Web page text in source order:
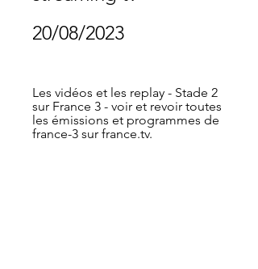
20/08/2023
Les vidéos et les replay - Stade 2
sur France 3 - voir et revoir toutes
les émissions et programmes de
france-3 sur france.tv.